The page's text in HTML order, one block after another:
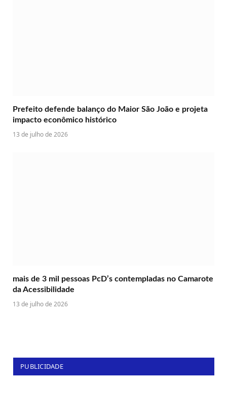
Prefeito defende balanço do Maior São João e projeta
impacto econômico histórico
13 de julho de 2026
mais de 3 mil pessoas PcD’s contempladas no Camarote
da Acessibilidade
13 de julho de 2026
PUBLICIDADE